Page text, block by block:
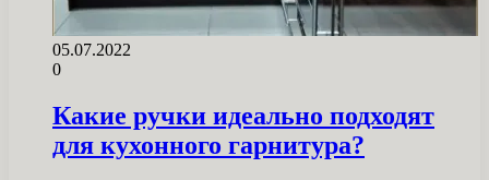
05.07.2022
0
Какие ручки идеально подходят
для кухонного гарнитура?